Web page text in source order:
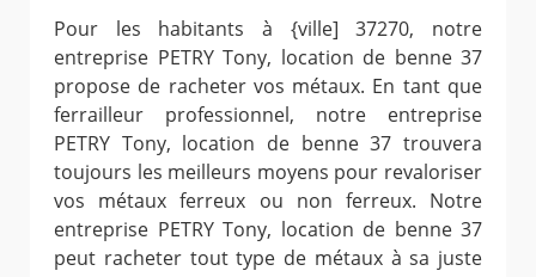
Pour les habitants à {ville] 37270, notre
entreprise PETRY Tony, location de benne 37
propose de racheter vos métaux. En tant que
ferrailleur professionnel, notre entreprise
PETRY Tony, location de benne 37 trouvera
toujours les meilleurs moyens pour revaloriser
vos métaux ferreux ou non ferreux. Notre
entreprise PETRY Tony, location de benne 37
peut racheter tout type de métaux à sa juste